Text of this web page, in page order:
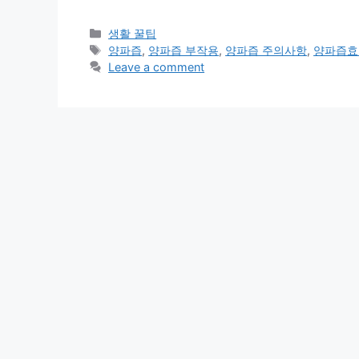
Categories
생활 꿀팁
Tags
양파즙, 양파즙 부작용, 양파즙 주의사항, 양파즙
Leave a comment